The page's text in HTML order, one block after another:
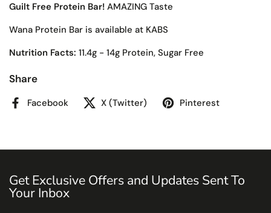
Guilt Free Protein Bar! AMAZING Taste
Wana Protein Bar is available at KABS
Nutrition Facts: 11.4g - 14g Protein, Sugar Free
Share
Facebook X (Twitter) Pinterest
Get Exclusive Offers and Updates Sent To
Your Inbox